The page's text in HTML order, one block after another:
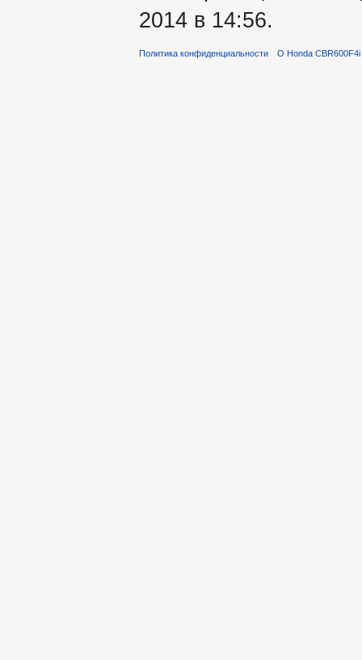
2014 в 14:56.
Политика конфиденциальности О Honda CBR600F4i